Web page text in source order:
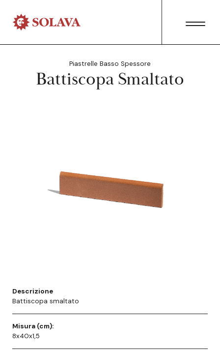
Piastrelle Basso Spessore
Battiscopa Smaltato
Descrizione
Battiscopa smaltato
Misura (cm):
8x40x1,5